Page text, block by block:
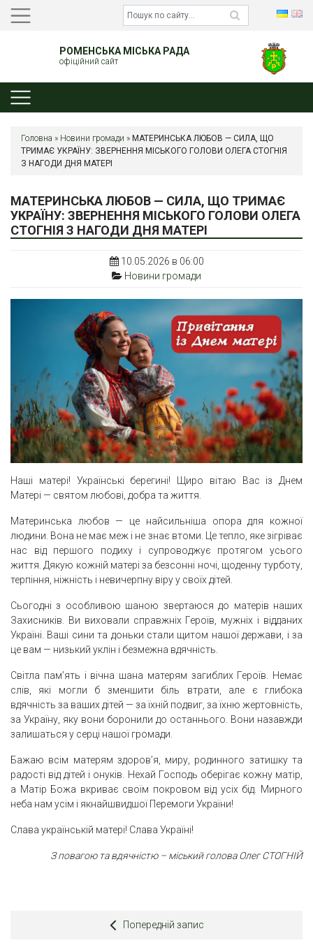
РОМЕНСЬКА МІСЬКА РАДА
офіційний сайт
Головна » Новини громади » МАТЕРИНСЬКА ЛЮБОВ — СИЛА, ЩО
ТРИМАЄ УКРАЇНУ: ЗВЕРНЕННЯ МІСЬКОГО ГОЛОВИ ОЛЕГА СТОГНІЯ
З НАГОДИ ДНЯ МАТЕРІ
МАТЕРИНСЬКА ЛЮБОВ — СИЛА, ЩО ТРИМАЄ
УКРАЇНУ: ЗВЕРНЕННЯ МІСЬКОГО ГОЛОВИ ОЛЕГА
СТОГНІЯ З НАГОДИ ДНЯ МАТЕРІ
10.05.2026 в 06:00
Новини громади
Наші матері! Українські берегині! Щиро вітаю Вас із Днем
Матері — святом любові, добра та життя.
Материнська любов — це найсильніша опора для кожної
людини. Вона не має меж і не знає втоми. Це тепло, яке зігріває
нас від першого подиху і супроводжує протягом усього
життя. Дякую кожній матері за безсонні ночі, щоденну турботу,
терпіння, ніжність і невичерпну віру у своїх дітей.
Сьогодні з особливою шаною звертаюся до матерів наших
Захисників. Ви виховали справжніх Героїв, мужніх і відданих
Україні. Ваші сини та доньки стали щитом нашої держави, і за
це вам — низький уклін і безмежна вдячність.
Світла пам’ять і вічна шана матерям загиблих Героїв. Немає
слів, які могли б зменшити біль втрати, але є глибока
вдячність за ваших дітей — за їхній подвиг, за їхню жертовність,
за Україну, яку вони боронили до останнього. Вони назавжди
залишаться у серці нашої громади.
Бажаю всім матерям здоров’я, миру, родинного затишку та
радості від дітей і онуків. Нехай Господь оберігає кожну матір,
а Матір Божа вкриває своїм покровом від усіх бід. Мирного
неба нам усім і якнайшвидшої Перемоги України!
Слава українській матері! Слава Україні!
З повагою та вдячністю – міський голова Олег СТОГНІЙ
Попередній запис